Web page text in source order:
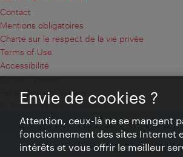
Contact
Mentions obligatoires
Charte sur le respect de la vie privée
Terms of Use
Accessibilité
Contact presse
Paramètres de cookies
© Copyright WienTourismus
Envie de cookies ?
Attention, ceux-là ne se mangent
fonctionnement des sites Internet
intérêts et vous offrir le meilleur